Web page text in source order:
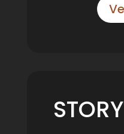
STORY